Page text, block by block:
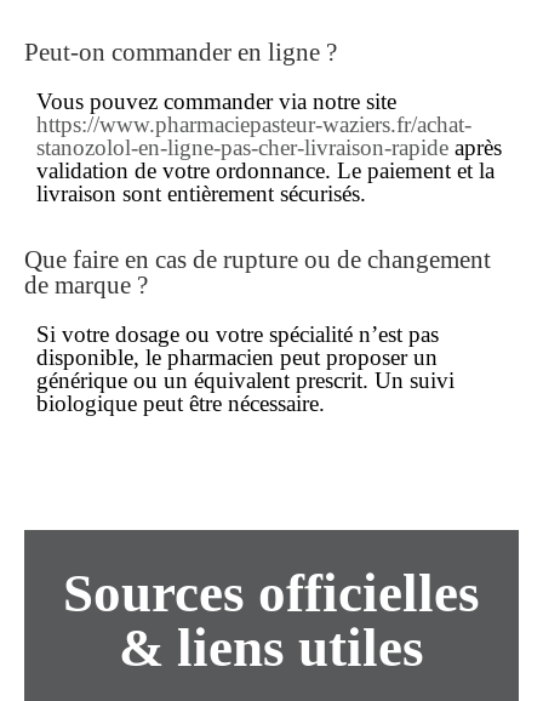
Peut-on commander en ligne ?
Vous pouvez commandervia notre site
https://www.pharmaciepasteur-waziers.fr/achat-
stanozolol-en-ligne-pas-cher-livraison-rapide après
validation de votre ordonnance. Le paiement et la
livraison sont entièrement sécurisés.
Que faire en cas de rupture ou de changement
de marque ?
Si votre dosage ou votre spécialité n’est pas
disponible, le pharmacien peut proposer un
générique ou un équivalent prescrit. Un suivi
biologique peut être nécessaire.
Sources officielles
& liens utiles